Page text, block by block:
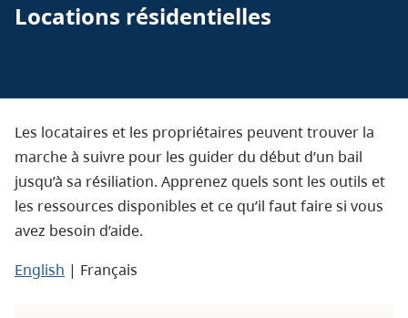
Locations résidentielles
Les locataires et les propriétaires peuvent trouver la
marche à suivre pour les guider du début d’un bail
jusqu’à sa résiliation. Apprenez quels sont les outils et
les ressources disponibles et ce qu’il faut faire si vous
avez besoin d’aide.
English | Français